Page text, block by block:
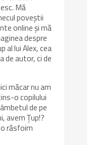
Mă
poveștii
online și mă
despre
al lui Alex, cea
de autor, ci de
măcar nu am
o copilului
de pe
avem Țup!?
răsfoim